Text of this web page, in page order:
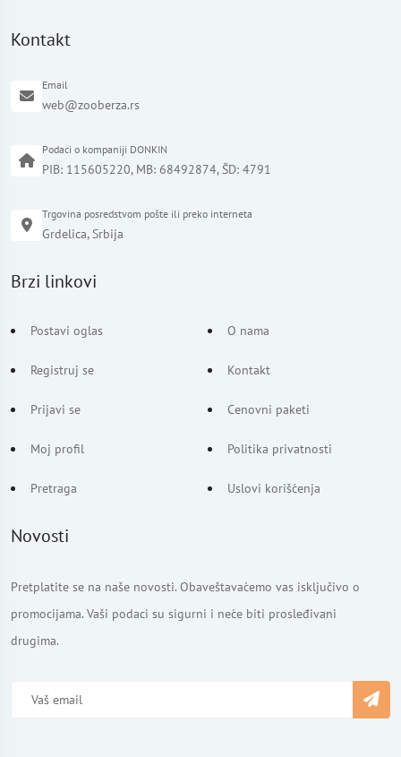
Kontakt
Email
web@zooberza.rs
Podaci o kompaniji DONKIN
PIB: 115605220, MB: 68492874, ŠD: 4791
Trgovina posredstvom pošte ili preko interneta
Grdelica, Srbija
Brzi linkovi
Postavi oglas
Registruj se
Prijavi se
Moj profil
Pretraga
O nama
Kontakt
Cenovni paketi
Politika privatnosti
Uslovi korišćenja
Novosti
Pretplatite se na naše novosti. Obaveštavaćemo vas isključivo o
promocijama. Vaši podaci su sigurni i neće biti prosleđivani
drugima.